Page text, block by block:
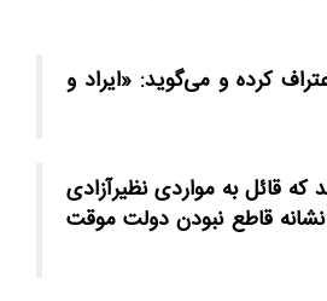
کرده و می‌گوید: «ایراد و
قائل به مواردی نظیرآزادی
قاطع نبودن دولت موقت